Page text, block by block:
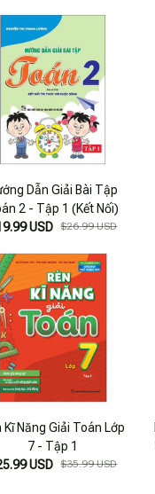
Dẫn Giải Bài Tập
2 - Tập 1 (Kết Nối)
USD
$26.99 USD
Kĩ Năng Giải Toán Lớp
7 - Tập 1
USD
$35.99 USD